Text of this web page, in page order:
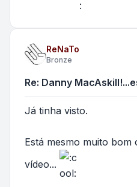
ReNaTo
Bronze
Re: Danny
Já tinha visto.
Está mesmo muito bom
vídeo...